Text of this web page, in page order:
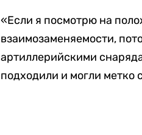
«Если я посмотрю на
взаимозаменяемости,
артиллерийскими
подходили и могли метко